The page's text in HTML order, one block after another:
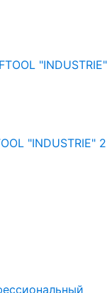
"INDUSTRIE"